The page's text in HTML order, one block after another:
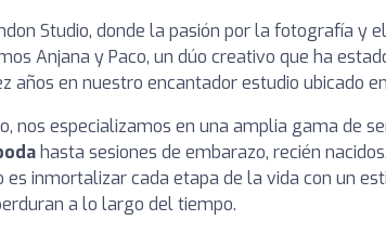
Studio, donde la pasión por la fotografía y
Anjana y Paco, un dúo creativo que ha
años en nuestro encantador estudio ubicado
nos especializamos en una amplia gama de
hasta sesiones de embarazo, recién
es inmortalizar cada etapa de la vida con un
a lo largo del tiempo.